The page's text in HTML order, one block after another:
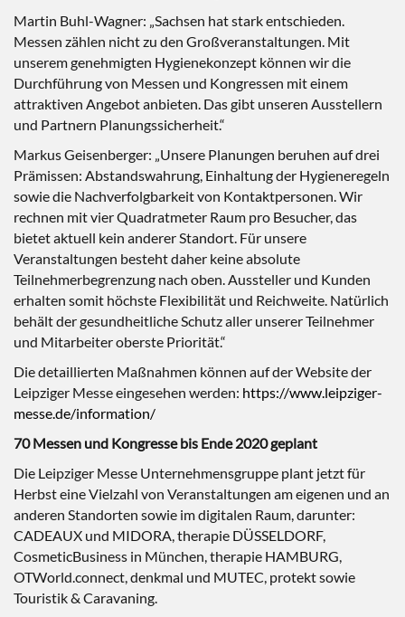
Martin Buhl-Wagner: „Sachsen hat stark entschieden.
Messen zählen nicht zu den Großveranstaltungen. Mit
unserem genehmigten Hygienekonzept können wir die
Durchführung von Messen und Kongressen mit einem
attraktiven Angebot anbieten. Das gibt unseren Ausstellern
und Partnern Planungssicherheit.“
Markus Geisenberger: „Unsere Planungen beruhen auf drei
Prämissen: Abstandswahrung, Einhaltung der Hygieneregeln
sowie die Nachverfolgbarkeit von Kontaktpersonen. Wir
rechnen mit vier Quadratmeter Raum pro Besucher, das
bietet aktuell kein anderer Standort. Für unsere
Veranstaltungen besteht daher keine absolute
Teilnehmerbegrenzung nach oben. Aussteller und Kunden
erhalten somit höchste Flexibilität und Reichweite. Natürlich
behält der gesundheitliche Schutz aller unserer Teilnehmer
und Mitarbeiter oberste Priorität.“
Die detaillierten Maßnahmen können auf der Website der
Leipziger Messe eingesehen werden: https://www.leipziger-
messe.de/information/
70 Messen und Kongresse bis Ende 2020 geplant
Die Leipziger Messe Unternehmensgruppe plant jetzt für
Herbst eine Vielzahl von Veranstaltungen am eigenen und an
anderen Standorten sowie im digitalen Raum, darunter:
CADEAUX und MIDORA, therapie DÜSSELDORF,
CosmeticBusiness in München, therapie HAMBURG,
OTWorld.connect, denkmal und MUTEC, protekt sowie
Touristik & Caravaning.